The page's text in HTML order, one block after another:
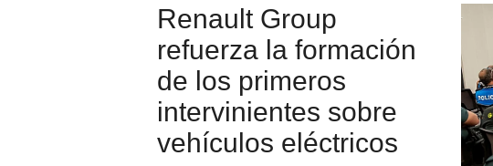
Renault Group
refuerza la formación
de los primeros
intervinientes sobre
vehículos eléctricos